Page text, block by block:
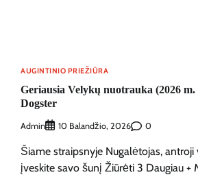
AUGINTINIO PRIEŽIŪRA
Geriausia Velykų nuotrauka (2026 m.
Dogster
Admin 10 Balandžio, 2026 0
Šiame straipsnyje Nugalėtojas, antroji
įveskite savo šunį Žiūrėti 3 Daugiau +